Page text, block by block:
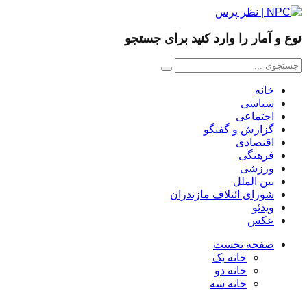
نوع و آمار را وارد کنید برای جستجو
خانه
سیاسی
اجتماعی
گزارش و گفتگو
اقتصادی
فرهنگی
ورزشی
بین الملل
شورای ائتلاف مازندران
ویدئو
عکس
صفحه نخست
خانه یک
خانه دو
خانه سه